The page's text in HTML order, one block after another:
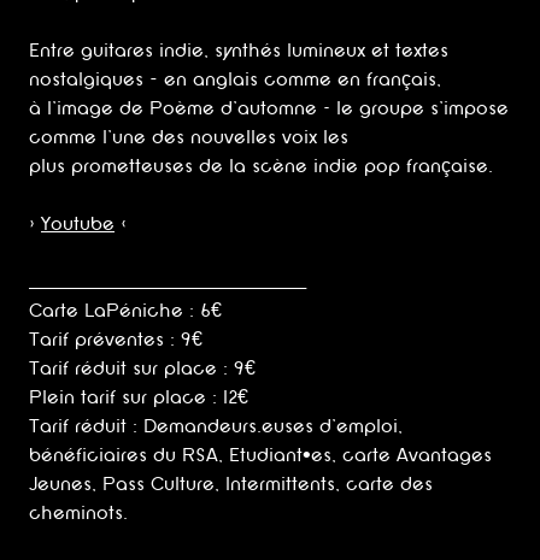
Entre guitares indie, synthés lumineux et textes
nostalgiques - en anglais comme en français,
à l’image de Poème d’automne – le groupe s’impose
comme l’une des nouvelles voix les
plus prometteuses de la scène indie pop française.
> Youtube <
Carte LaPéniche : 6€
Tarif préventes : 9€
Tarif réduit sur place : 9€
Plein tarif sur place : 12€
Tarif réduit : Demandeurs.euses d'emploi,
bénéficiaires du RSA, Etudiant•es, carte Avantages
Jeunes, Pass Culture, Intermittents, carte des
cheminots.